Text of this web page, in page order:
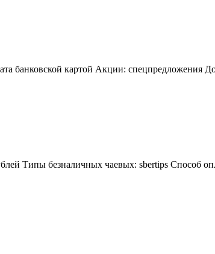
картой Акции: спецпредложения
Типы безналичных чаевых: sbertips Способ